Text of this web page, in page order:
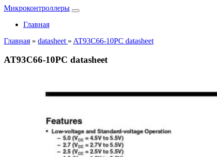
Микроконтроллеры
Главная
Главная » datasheet » AT93C66-10PC datasheet
AT93C66-10PC datasheet